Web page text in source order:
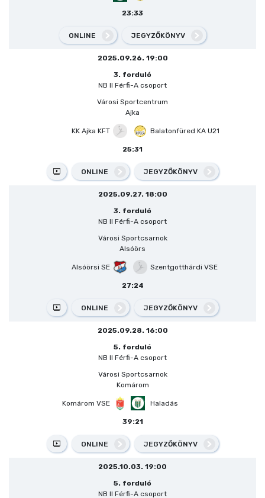
23:33
ONLINE JEGYZŐKÖNYV
2025.09.26. 19:00
3. forduló
NB II Férfi-A csoport
Városi Sportcentrum
Ajka
KK Ajka KFT Balatonfüred KA U21
25:31
ONLINE JEGYZŐKÖNYV
2025.09.27. 18:00
3. forduló
NB II Férfi-A csoport
Városi Sportcsarnok
Alsóörs
Alsóörsi SE Szentgotthárdi VSE
27:24
ONLINE JEGYZŐKÖNYV
2025.09.28. 16:00
5. forduló
NB II Férfi-A csoport
Városi Sportcsarnok
Komárom
Komárom VSE Haladás
39:21
ONLINE JEGYZŐKÖNYV
2025.10.03. 19:00
5. forduló
NB II Férfi-A csoport